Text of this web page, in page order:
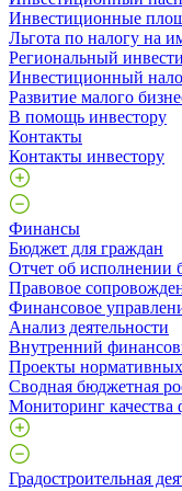
Инвестиционные
Льгота по налогу на
Региональный
Инвестиционный
Развитие малого
В помощь инвестору
Контакты
Контакты инвестору
Финансы
Бюджет для граждан
Отчет об исполнении
Правовое
Финансовое
Анализ деятельности
Внутренний
Проекты
Сводная бюджетная
Мониторинг качества
Градостроительная